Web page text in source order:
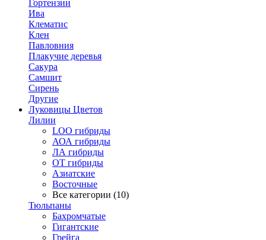
Гортензии
Ива
Клематис
Клен
Павловния
Плакучие деревья
Сакура
Самшит
Сирень
Другие
Луковицы Цветов
Лилии
LOO гибриды
АОА гибриды
ЛА гибриды
ОТ гибриды
Азиатские
Восточные
Все категории (10)
Тюльпаны
Бахромчатые
Гигантские
Грейга